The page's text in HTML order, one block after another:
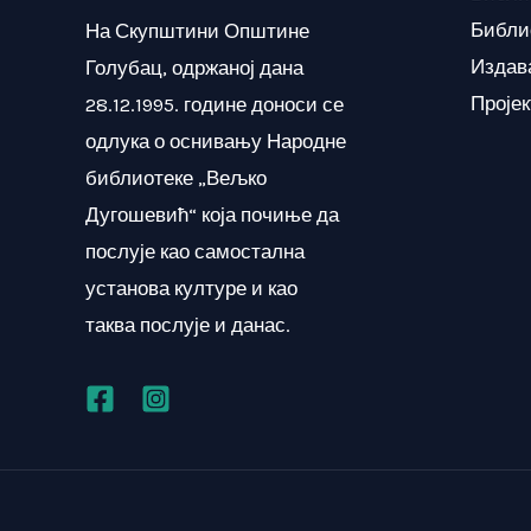
На Скупштини Општине
Голубац, одржаној дана
28.12.1995. године доноси се
одлука о оснивању Народне
библиотеке „Вељко
Дугошевић“ која почиње да
послује као самостална
установа културе и као
таква послује и данас.